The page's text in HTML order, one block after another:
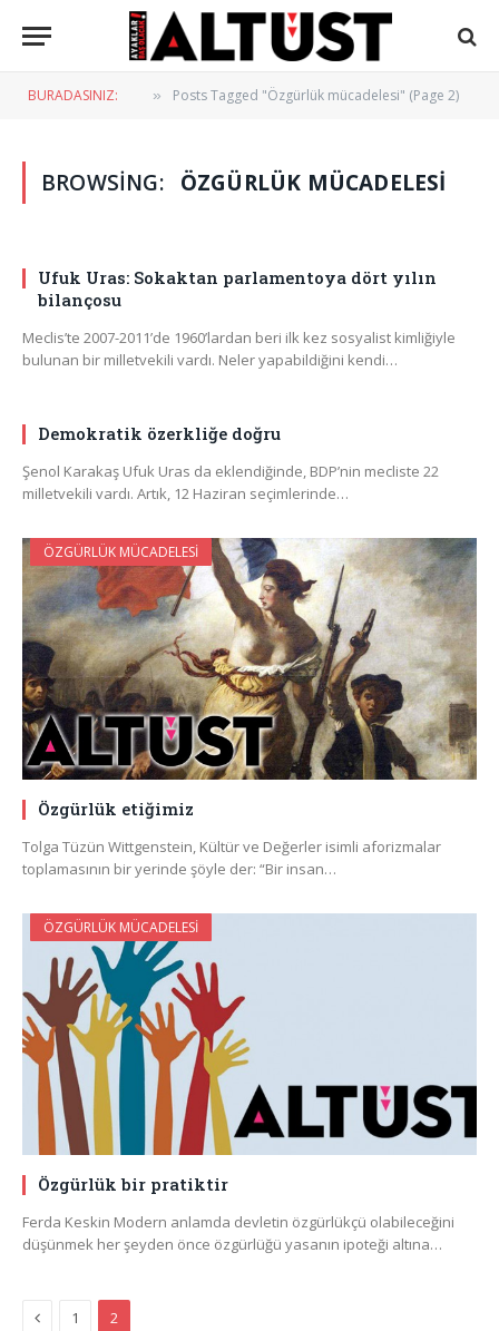
BURADASINIZ: » Posts Tagged "Özgürlük mücadelesi" (Page 2)
BROWSING: ÖZGÜRLÜK MÜCADELESI
Ufuk Uras: Sokaktan parlamentoya dört yılın
bilançosu
Meclis’te 2007-2011’de 1960’lardan beri ilk kez sosyalist kimliğiyle
bulunan bir milletvekili vardı. Neler yapabildiğini kendi…
Demokratik özerkliğe doğru
Şenol Karakaş Ufuk Uras da eklendiğinde, BDP’nin mecliste 22
milletvekili vardı. Artık, 12 Haziran seçimlerinde…
ÖZGÜRLÜK MÜCADELESI
Özgürlük etiğimiz
Tolga Tüzün Wittgenstein, Kültür ve Değerler isimli aforizmalar
toplamasının bir yerinde şöyle der: “Bir insan…
ÖZGÜRLÜK MÜCADELESI
Özgürlük bir pratiktir
Ferda Keskin Modern anlamda devletin özgürlükçü olabileceğini
düşünmek her şeyden önce özgürlüğü yasanın ipoteği altına…
Previous
1 2